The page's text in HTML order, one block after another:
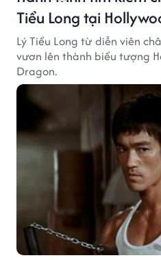
Tiểu Long tại
Lý Tiểu Long từ diễn viên
vươn lên thành biểu tượng
Dragon.